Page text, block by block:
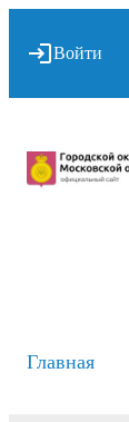
Войти
Главная